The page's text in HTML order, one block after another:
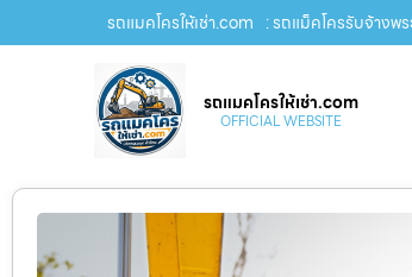
รถแมคโครให้เช่า.com : รถแม็คโครรับจ้างพ
รถแมคโครให้เช่า.com
OFFICIAL WEBSITE